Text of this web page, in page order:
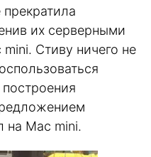
прекратила
их серверными
Стиву ничего не
на Mac mini.